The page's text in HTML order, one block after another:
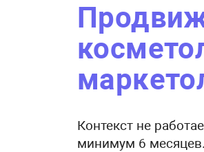
Контекст не
минимум 6 месяцев.